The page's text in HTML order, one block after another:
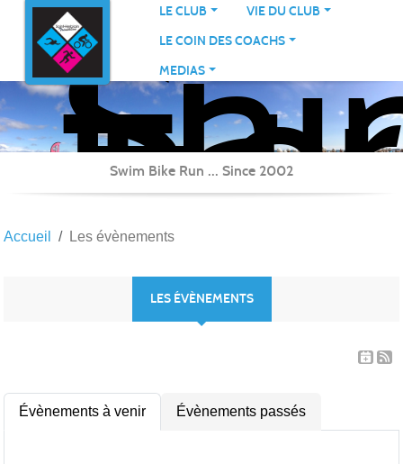
LE CLUB
VIE DU CLUB
LE COIN DES COACHS
MEDIAS
Swim Bike Run ... Since 2002
Accueil Les évènements
LES ÉVÈNEMENTS
Évènements à venir Évènements passés
Panneau de gestion des cookies